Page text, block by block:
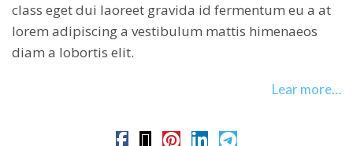
class eget dui laoreet gravida id fermentum eu a at
lorem adipiscing a vestibulum mattis himenaeos
diam a lobortis elit.
Lear more…